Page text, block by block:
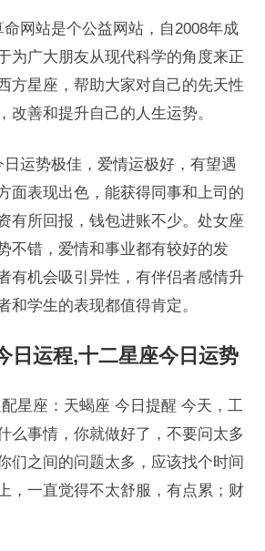
网站是个公益网站，自2008年成
为广大朋友从现代科学的角度来正
方星座，帮助大家对自己的先天性
改善和提升自己的人生运势。
运势极佳，爱情运极好，有望遇
面表现出色，能获得同事和上司的
有所回报，钱包进账不少。处女座
不错，爱情和事业都有较好的发
有机会吸引异性，有伴侣者感情升
和学生的表现都值得肯定。
日运程,十二星座今日运势
星座：天蝎座 今日提醒 今天，工
么事情，你就做好了，不要问太多
们之间的问题太多，应该找个时间
，一直觉得不太舒服，有点累；财